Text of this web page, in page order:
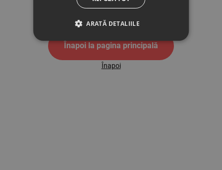
Înapoi la pagina principală
Înapoi
ARATĂ DETALIILE